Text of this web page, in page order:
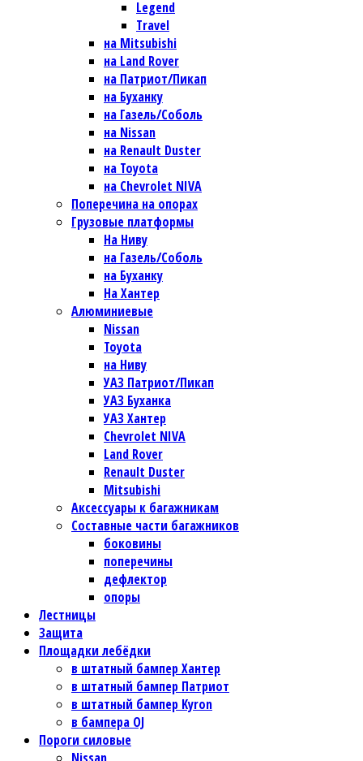
Legend
Travel
на Mitsubishi
на Land Rover
на Патриот/Пикап
на Буханку
на Газель/Соболь
на Nissan
на Renault Duster
на Toyota
на Chevrolet NIVA
Поперечина на опорах
Грузовые платформы
На Ниву
на Газель/Соболь
на Буханку
На Хантер
Алюминиевые
Nissan
Toyota
на Ниву
УАЗ Патриот/Пикап
УАЗ Буханка
УАЗ Хантер
Chevrolet NIVA
Land Rover
Renault Duster
Mitsubishi
Аксессуары к багажникам
Составные части багажников
боковины
поперечины
дефлектор
опоры
Лестницы
Защита
Площадки лебёдки
в штатный бампер Хантер
в штатный бампер Патриот
в штатный бампер Kyron
в бампера OJ
Пороги силовые